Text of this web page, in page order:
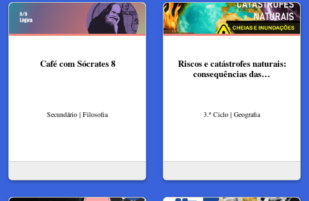
Café com Sócrates 8
Secundário | Filosofia
Riscos e catástrofes naturais:
consequências das…
3.º Ciclo | Geografia